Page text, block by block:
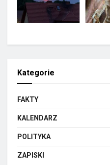
Kategorie
FAKTY
KALENDARZ
POLITYKA
ZAPISKI